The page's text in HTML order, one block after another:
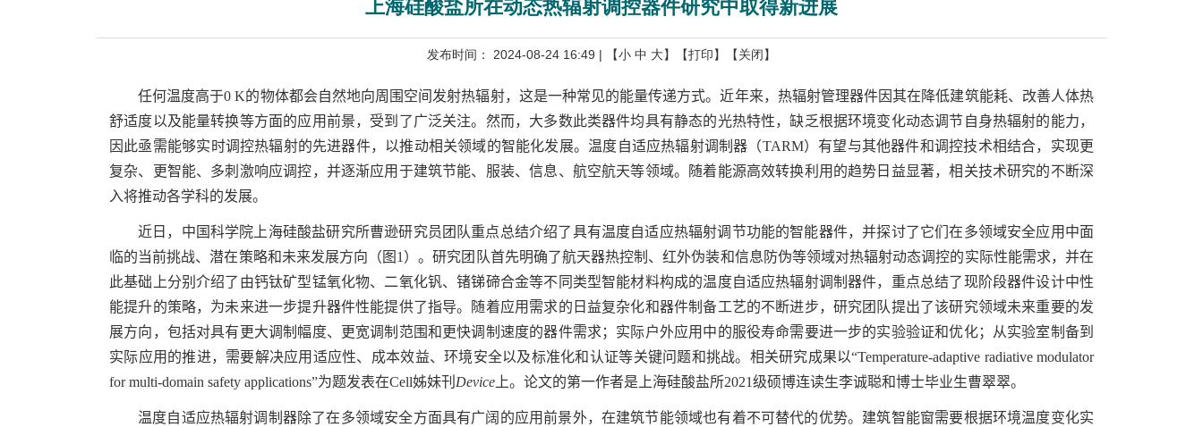
上海硅酸盐所在动态热辐射调控器件研究中取得新进展
发布时间： 2024-08-24 16:49 | 【小 中 大】 【打印】 【关闭】
任何温度高于0 K的物体都会自然地向周围空间发射热辐射，这是一种常见的能量传递方式。近年来，热辐射管理器件因其在降低建筑能耗、改善人体热
舒适度以及能量转换等方面的应用前景，受到了广泛关注。然而，大多数此类器件均具有静态的光热特性，缺乏根据环境变化动态调节自身热辐射的能力，
因此亟需能够实时调控热辐射的先进器件，以推动相关领域的智能化发展。温度自适应热辐射调制器（TARM）有望与其他器件和调控技术相结合，实现更
复杂、更智能、多刺激响应调控，并逐渐应用于建筑节能、服装、信息、航空航天等领域。随着能源高效转换利用的趋势日益显著，相关技术研究的不断深
入将推动各学科的发展。
近日，中国科学院上海硅酸盐研究所曹逊研究员团队重点总结介绍了具有温度自适应热辐射调节功能的智能器件，并探讨了它们在多领域安全应用中面
临的当前挑战、潜在策略和未来发展方向（ 图 1 ）。研究团队首先明确了航天器热控制、红外伪装和信息防伪等领域对热辐射动态调控的实际性能需求，并在
此基础上分别介绍了由钙钛矿型锰氧化物、二氧化钒、锗锑碲合金等不同类型智能材料构成的温度自适应热辐射调制器件，重点总结了现阶段器件设计中性
能提升的策略，为未来进一步提升器件性能提供了指导。随着应用需求的日益复杂化和器件制备工艺的不断进步，研究团队提出了该研究领域未来重要的发
展方向，包括对具有更大调制幅度、更宽调制范围和更快调制速度的器件需求；实际户外应用中的服役寿命需要进一步的实验验证和优化；从实验室制备到
实际应用的推进，需要解决应用适应性、成本效益、环境安全以及标准化和认证等关键问题和挑战。相关研究成果以“Temperature-adaptive radiative modulator
for multi-domain safety applications”为题发表在Cell姊妹刊 Device 上。论文的第一作者是上海硅酸盐所2021级硕博连读生李诚聪和博士毕业生曹翠翠。
温度自适应热辐射调制器除了在多领域安全方面具有广阔的应用前景外，在建筑节能领域也有着不可替代的优势。建筑智能窗需要根据环境温度变化实